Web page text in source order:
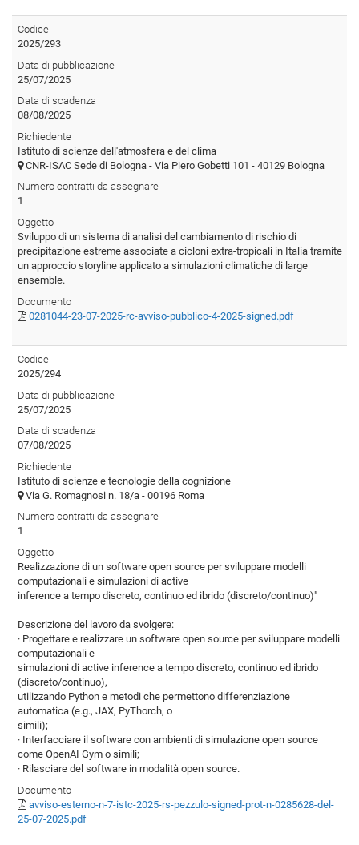
Codice
2025/293
Data di pubblicazione
25/07/2025
Data di scadenza
08/08/2025
Richiedente
Istituto di scienze dell'atmosfera e del clima
CNR-ISAC Sede di Bologna - Via Piero Gobetti 101 - 40129 Bologna
Numero contratti da assegnare
1
Oggetto
Sviluppo di un sistema di analisi del cambiamento di rischio di
precipitazione estreme associate a cicloni extra-tropicali in Italia tramite
un approccio storyline applicato a simulazioni climatiche di large
ensemble.
Documento
0281044-23-07-2025-rc-avviso-pubblico-4-2025-signed.pdf
Codice
2025/294
Data di pubblicazione
25/07/2025
Data di scadenza
07/08/2025
Richiedente
Istituto di scienze e tecnologie della cognizione
Via G. Romagnosi n. 18/a - 00196 Roma
Numero contratti da assegnare
1
Oggetto
Realizzazione di un software open source per sviluppare modelli
computazionali e simulazioni di active
inference a tempo discreto, continuo ed ibrido (discreto/continuo)"
Descrizione del lavoro da svolgere:
· Progettare e realizzare un software open source per sviluppare modelli
computazionali e
simulazioni di active inference a tempo discreto, continuo ed ibrido
(discreto/continuo),
utilizzando Python e metodi che permettono differenziazione
automatica (e.g., JAX, PyThorch, o
simili);
· Interfacciare il software con ambienti di simulazione open source
come OpenAI Gym o simili;
· Rilasciare del software in modalità open source.
Documento
avviso-esterno-n-7-istc-2025-rs-pezzulo-signed-prot-n-0285628-del-
25-07-2025.pdf